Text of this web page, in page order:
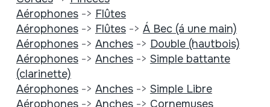
Aérophones-> Flûtes
Aérophones-> Flûtes-> Á Bec (á une main)
Aérophones-> Anches-> Double (hautbois)
Aérophones-> Anches-> Simple battante
(clarinette)
Aérophones-> Anches-> Simple Libre
Aérophones-> Anches-> Cornemuses